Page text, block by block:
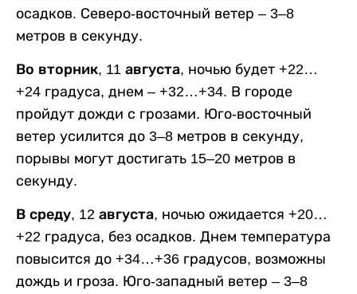
осадков. Северо-восточный ветер – 3–8
метров в секунду.
Во вторник, 11 августа, ночью будет +22…
+24 градуса, днем – +32…+34. В городе
пройдут дожди с грозами. Юго-восточный
ветер усилится до 3–8 метров в секунду,
порывы могут достигать 15–20 метров в
секунду.
В среду, 12 августа, ночью ожидается +20…
+22 градуса, без осадков. Днем температура
повысится до +34…+36 градусов, возможны
дождь и гроза. Юго-западный ветер – 3–8